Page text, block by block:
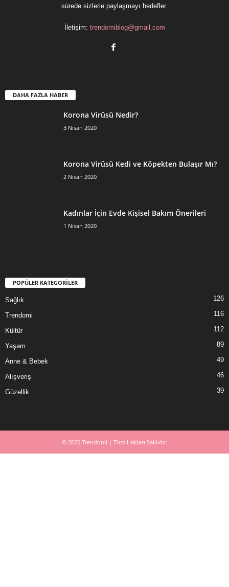
sürede sizlerle paylaşmayı hedefler.
İletişim: trendomiblog@gmail.com
DAHA FAZLA HABER
Korona Virüsü Nedir?
3 Nisan 2020
Korona Virüsü Kedi ve Köpekten Bulaşır Mı?
2 Nisan 2020
Kadınlar İçin Evde Kişisel Bakım Önerileri
1 Nisan 2020
POPÜLER KATEGORİLER
Sağlık 126
Trendomi 116
Kültür 112
Yaşam 89
Anne & Bebek 49
Alışveriş 46
Güzellik 39
© 2020 Trendomi | Tüm Hakları Saklıdır.